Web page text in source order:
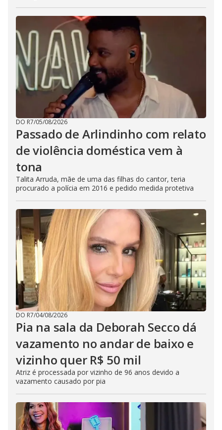
DO R7/05/08/2026
Passado de Arlindinho com relato
de violência doméstica vem à
tona
Talita Arruda, mãe de uma das filhas do cantor, teria
procurado a polícia em 2016 e pedido medida protetiva
DO R7/04/08/2026
Pia na sala da Deborah Secco dá
vazamento no andar de baixo e
vizinho quer R$ 50 mil
Atriz é processada por vizinho de 96 anos devido a
vazamento causado por pia